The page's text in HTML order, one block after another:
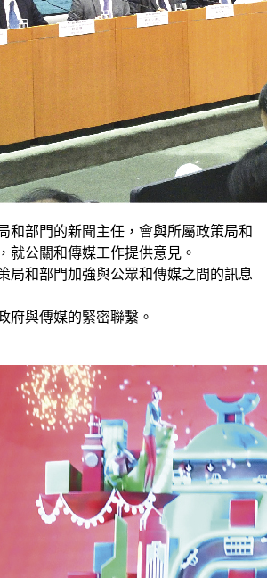
和部門的新聞主任，會與所屬政策局和
就公關和傳媒工作提供意見。
局和部門加強與公眾和傳媒之間的訊息
府與傳媒的緊密聯繫。